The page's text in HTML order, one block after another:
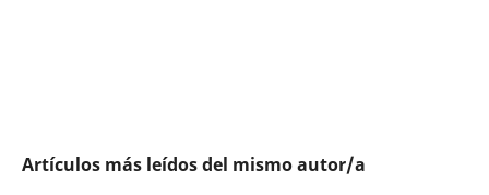
Artículos más leídos del mismo autor/a